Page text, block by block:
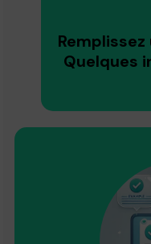
Quelques